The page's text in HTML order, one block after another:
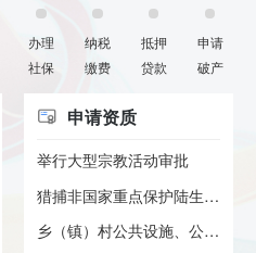
办理
社保
纳税
缴费
抵押
贷款
申请
破产
申请资质
举行大型宗教活动审批
猎捕非国家重点保护陆生野生动...
乡（镇）村公共设施、公益事业...